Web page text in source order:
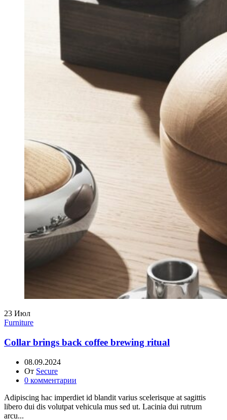
23 Июл
Furniture
Collar brings back coffee brewing ritual
08.09.2024
От Secure
0 комментарии
Adipiscing hac imperdiet id blandit varius scelerisque at sagittis
libero dui dis volutpat vehicula mus sed ut. Lacinia dui rutrum
arcu...